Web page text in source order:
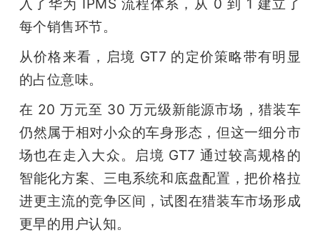
入了华为 IPMS 流程体系，从 0 到 1 建立了
每个销售环节。
从价格来看，启境 GT7 的定价策略带有明显
的占位意味。
在 20 万元至 30 万元级新能源市场，猎装车
仍然属于相对小众的车身形态，但这一细分市
场也在走入大众。启境 GT7 通过较高规格的
智能化方案、三电系统和底盘配置，把价格拉
进更主流的竞争区间，试图在猎装车市场形成
更早的用户认知。